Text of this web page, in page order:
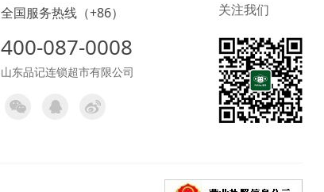
全国服务热线（+86）
400-087-0008
山东品记连锁超市有限公司
关注我们